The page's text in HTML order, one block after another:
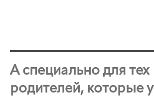
А специально для тех
родителей, которые